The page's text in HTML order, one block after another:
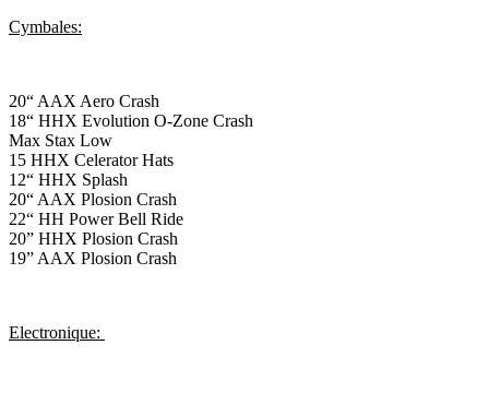
Cymbales:
20“ AAX Aero Crash
18“ HHX Evolution O-Zone Crash
Max Stax Low
15 HHX Celerator Hats
12“ HHX Splash
20“ AAX Plosion Crash
22“ HH Power Bell Ride
20” HHX Plosion Crash
19” AAX Plosion Crash
Electronique: